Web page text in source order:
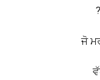
ਜੋ